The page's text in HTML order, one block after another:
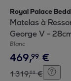
Royal Palace
Matelas à
George V -
Blanc
469,99 €
1319,00 €